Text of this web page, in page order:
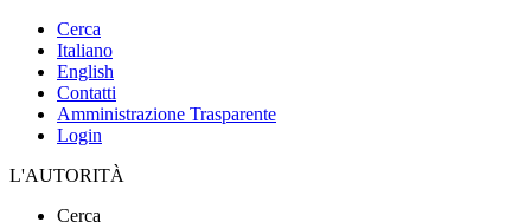
Cerca
Italiano
English
Contatti
Amministrazione Trasparente
Login
L'AUTORITÀ
Cerca